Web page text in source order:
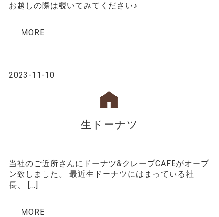
お越しの際は覗いてみてください♪
MORE
2023-11-10
生ドーナツ
当社のご近所さんにドーナツ&クレープCAFEがオープ
ン致しました。 最近生ドーナツにはまっている社
長、 […]
MORE